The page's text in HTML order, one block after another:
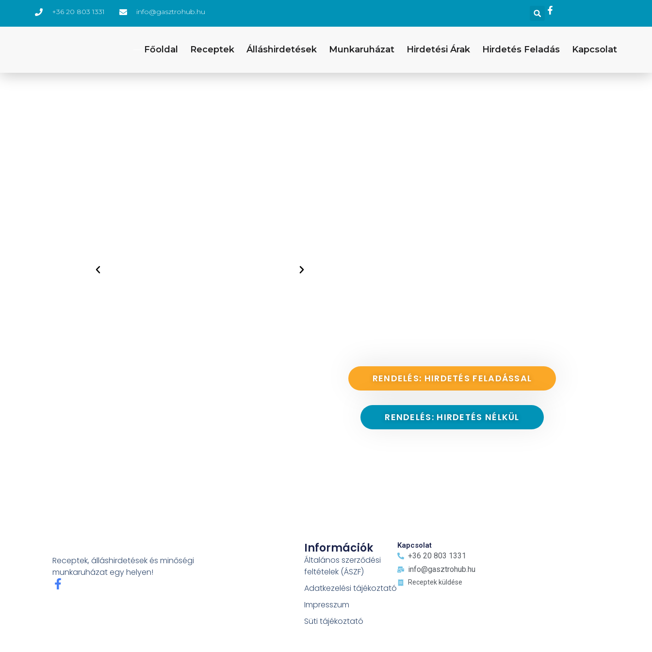
+36 20 803 1331 info@gasztrohub.hu
Főoldal Receptek Álláshirdetések Munkaruházat Hirdetési Árak Hirdetés Feladás Kapcsolat
RENDELÉS: HIRDETÉS FELADÁSSAL
RENDELÉS: HIRDETÉS NÉLKÜL
Receptek, álláshirdetések és minőségi
munkaruházat egy helyen!
Információk
Általános szerződési
feltételek (ÁSZF)
Adatkezelési tájékoztató
Impresszum
Süti tájékoztató
Kapcsolat
+36 20 803 1331
info@gasztrohub.hu
Receptek küldése